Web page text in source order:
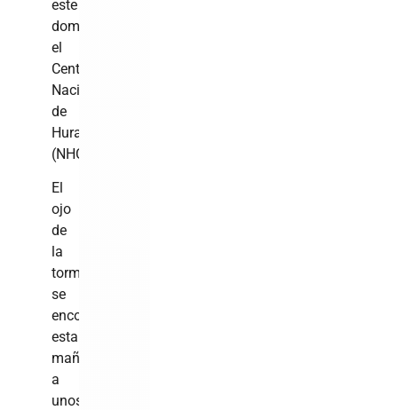
este
domingo
el
Centro
Nacional
de
Huracanes
(NHC).
El
ojo
de
la
tormenta
se
encontraba
esta
mañana
a
unos